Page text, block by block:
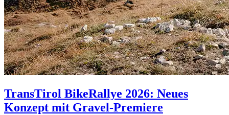
TransTirol BikeRallye 2026: Neues
Konzept mit Gravel-Premiere